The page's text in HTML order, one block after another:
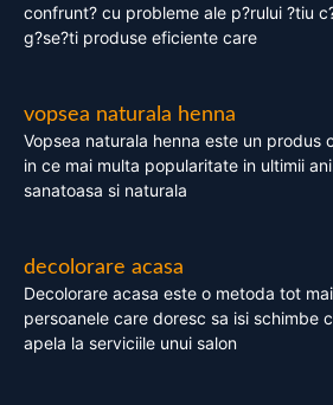
confrunt? cu probleme ale p?rului ?tiu
g?se?ti produse eficiente care
vopsea naturala henna
Vopsea naturala henna este un produs
in ce mai multa popularitate in ultimii
sanatoasa si naturala
decolorare acasa
Decolorare acasa este o metoda tot
persoanele care doresc sa isi schimbe
apela la serviciile unui salon